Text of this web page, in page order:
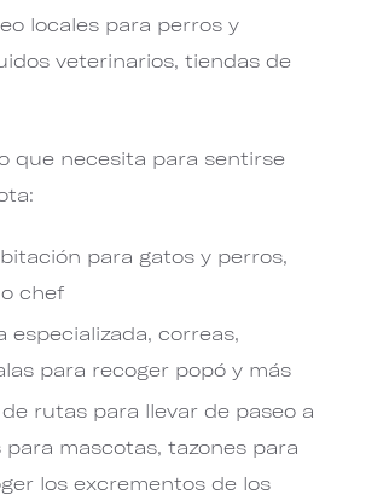
locales para perros y
veterinarios, tiendas de
que necesita para sentirse
para gatos y perros,
chef
especializada, correas,
para recoger popó y más
rutas para llevar de paseo a
mascotas, tazones para
los excrementos de los